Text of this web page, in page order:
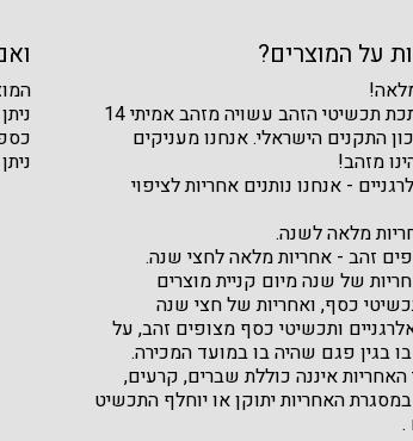
על המוצרים?
תכשיטי זהב – מתכת תכשיטי הזהב עשויה מזהב אמיתי 14
התקנים הישראלי. אנחנו מעניקים
מזהב!
- אנחנו נותנים אחריות לציפוי
מלאה לשנה.
זהב - אחריות מלאה לחצי שנה.
של שנה מיום קניית מוצרים
כסף, ואחריות של חצי שנה
ותכשיטי כסף מצופים זהב, על
בגין פגם שהיה בו במועד המכירה.
האחריות איננה כוללת שברים, קרעים,
האחריות יתוקן או יוחלף התכשיט
.